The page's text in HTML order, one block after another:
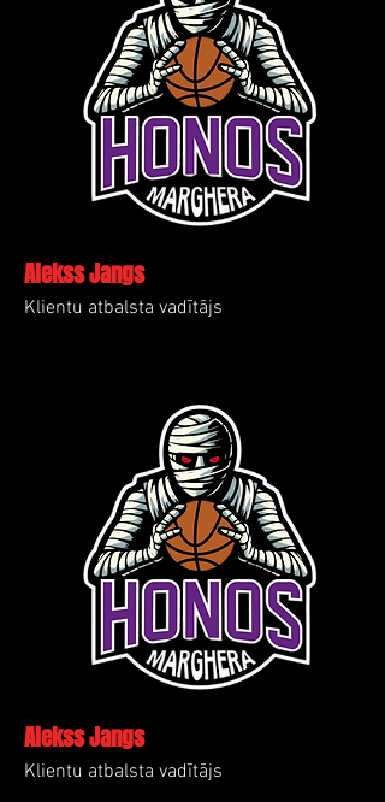
Alekss Jangs
Klientu atbalsta vadītājs
Alekss Jangs
Klientu atbalsta vadītājs